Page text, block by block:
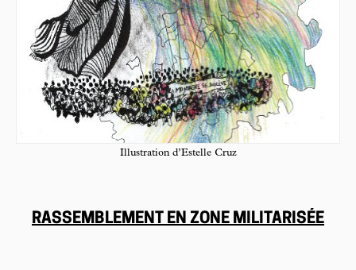
Illustration d’Estelle Cruz
RASSEMBLEMENT EN ZONE MILITARISÉE